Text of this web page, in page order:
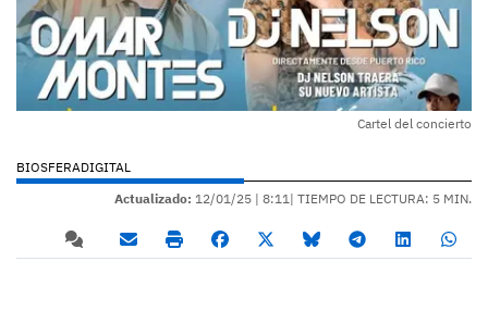
Cartel del concierto
BIOSFERADIGITAL
Actualizado: 12/01/25 | 8:11| TIEMPO DE LECTURA: 5 MIN.